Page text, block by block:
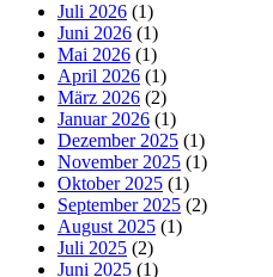
Juli 2026 (1)
Juni 2026 (1)
Mai 2026 (1)
April 2026 (1)
März 2026 (2)
Januar 2026 (1)
Dezember 2025 (1)
November 2025 (1)
Oktober 2025 (1)
September 2025 (2)
August 2025 (1)
Juli 2025 (2)
Juni 2025 (1)